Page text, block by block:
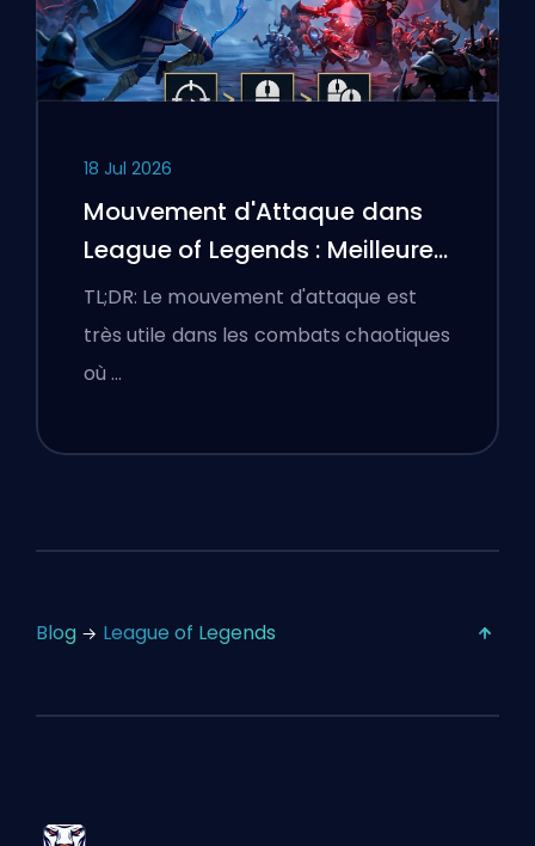
18 Jul 2026
Mouvement d'Attaque dans
League of Legends : Meilleures
Configurations
TL;DR: Le mouvement d'attaque est
très utile dans les combats chaotiques
où …
Blog League of Legends